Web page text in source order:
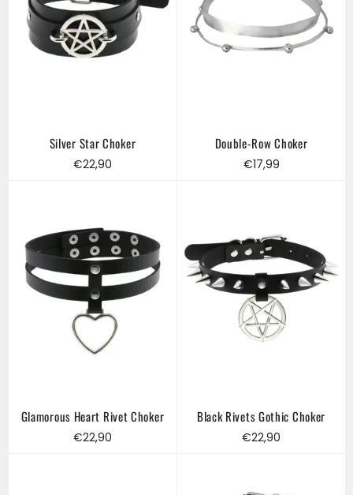
Silver Star Choker
Regular
€22,90
Double-Row Choker
Regular
€17,99
Glamorous Heart Rivet Choker
Regular
€22,90
Black Rivets Gothic Choker
Regular
€22,90